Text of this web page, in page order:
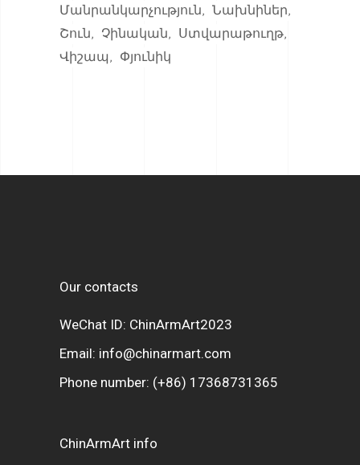
Մանրանկարչություն
Նախնիներ
Շուն
Չինական
Ստվարաթուղթ
Վիշապ
Փյունիկ
Our contacts
WeChat ID: ChinArmArt2023
Email: info@chinarmart.com
Phone number: (+86) 17368731365
ChinArmArt info